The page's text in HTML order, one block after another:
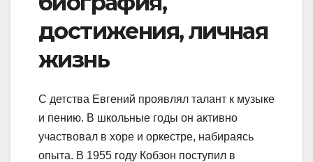
достижения, личная
жизнь
С детства Евгений проявлял талант к музыке
и пению. В школьные годы он активно
участвовал в хоре и оркестре, набираясь
опыта. В 1955 году Кобзон поступил в